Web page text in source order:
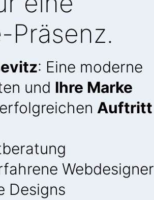
Präsenz.
: Eine moderne
und Ihre Marke
Auftritt
Webdesigner
Designs